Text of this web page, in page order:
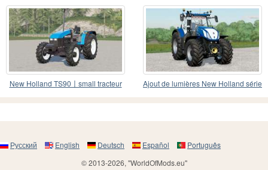
puissance
série T8
New Holland TS90〡small tracteur
Ajout de lumières New Holland série
Русский English Deutsch Español
Português
© 2013-2026, "WorldOfMods.eu"